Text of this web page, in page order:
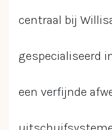
centraal bij
gespecialiseerd
een verfijnde